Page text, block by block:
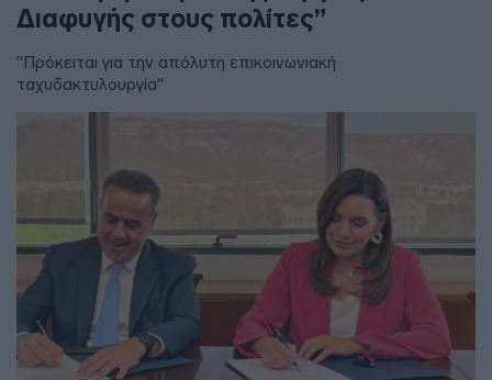
Διαφυγής στους πολίτες”
"Πρόκειται για την απόλυτη επικοινωνιακή
ταχυδακτυλουργία"